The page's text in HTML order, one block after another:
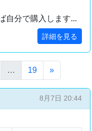
自分で購入します...
詳細を見る
… 19 »
8月7日 20:44